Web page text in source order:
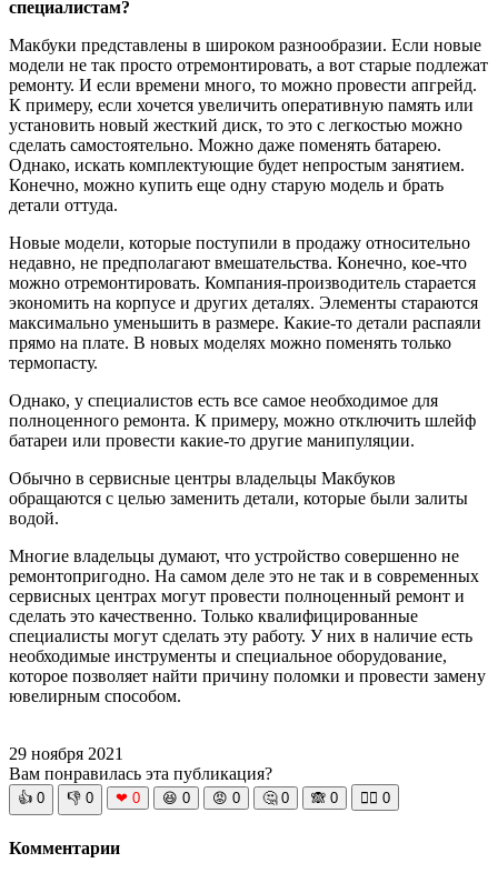
специалистам?
Макбуки представлены в широком разнообразии. Если новые
модели не так просто отремонтировать, а вот старые подлежат
ремонту. И если времени много, то можно провести апгрейд.
К примеру, если хочется увеличить оперативную память или
установить новый жесткий диск, то это с легкостью можно
сделать самостоятельно. Можно даже поменять батарею.
Однако, искать комплектующие будет непростым занятием.
Конечно, можно купить еще одну старую модель и брать
детали оттуда.
Новые модели, которые поступили в продажу относительно
недавно, не предполагают вмешательства. Конечно, кое-что
можно отремонтировать. Компания-производитель старается
экономить на корпусе и других деталях. Элементы стараются
максимально уменьшить в размере. Какие-то детали распаяли
прямо на плате. В новых моделях можно поменять только
термопасту.
Однако, у специалистов есть все самое необходимое для
полноценного ремонта. К примеру, можно отключить шлейф
батареи или провести какие-то другие манипуляции.
Обычно в сервисные центры владельцы Макбуков
обращаются с целью заменить детали, которые были залиты
водой.
Многие владельцы думают, что устройство совершенно не
ремонтопригодно. На самом деле это не так и в современных
сервисных центрах могут провести полноценный ремонт и
сделать это качественно. Только квалифицированные
специалисты могут сделать эту работу. У них в наличие есть
необходимые инструменты и специальное оборудование,
которое позволяет найти причину поломки и провести замену
ювелирным способом.
29 ноября 2021
Вам понравилась эта публикация?
👍 0 👎 0 ❤ 0 😆 0 😡 0 🤔 0 🙈 0 🧘‍♀️ 0
Комментарии